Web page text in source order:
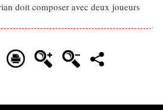
doit composer avec deux joueurs